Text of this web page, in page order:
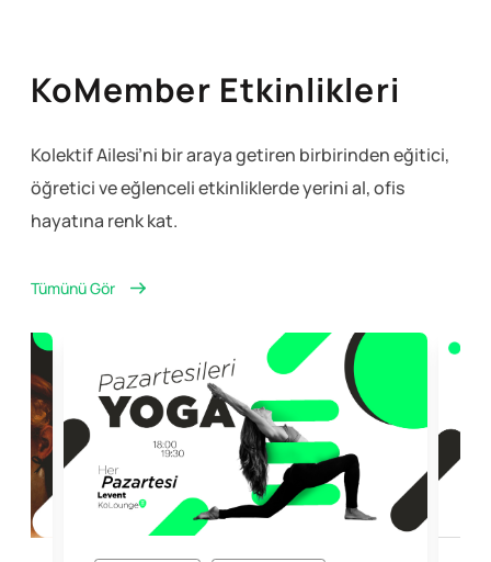
KoMember Etkinlikleri
Kolektif Ailesi’ni bir araya getiren birbirinden eğitici,
öğretici ve eğlencelietkinliklerde yerini al, ofis
hayatına renk kat.
Tümünü Gör